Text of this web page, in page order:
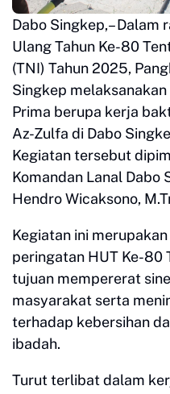
Dabo Singkep,– Dalam
Ulang Tahun Ke-80
(TNI) Tahun 2025,
Singkep
Prima berupa kerja
Az-Zulfa di Dabo
Kegiatan tersebut
Komandan Lanal Dabo
Hendro Wicaksono,
Kegiatan ini
peringatan HUT Ke-80
tujuan mempererat
masyarakat serta
terhadap kebersihan
ibadah.
Turut terlibat dalam